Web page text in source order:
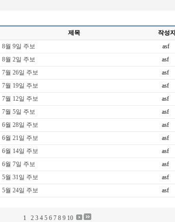
제목 작성
8월 9일 주보 asf
8월 2일 주보 asf
7월 26일 주보 asf
7월 19일 주보 asf
7월 12일 주보 asf
7월 5일 주보 asf
6월 28일 주보 asf
6월 21일 주보 asf
6월 14일 주보 asf
6월 7일 주보 asf
5월 31일 주보 asf
5월 24일 주보 asf
1 2 3 4 5 6 7 8 9 10